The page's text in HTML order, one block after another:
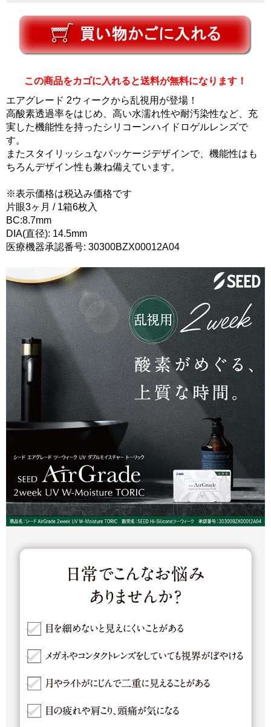
この商品をカゴに入れると送料が無料になります！
エアグレード 2ウィークから乱視用が登場！
高酸素透過率をはじめ、高い水濡れ性や耐汚染性など、充
実した機能性を持ったシリコーンハイドロゲルレンズで
す。
またスタイリッシュなパッケージデザインで、機能性はも
ちろんデザイン性も兼ね備えています。
※表示価格は税込み価格です
片眼3ヶ月 / 1箱6枚入
BC:8.7mm
DIA(直径): 14.5mm
医療機器承認番号: 30300BZX00012A04